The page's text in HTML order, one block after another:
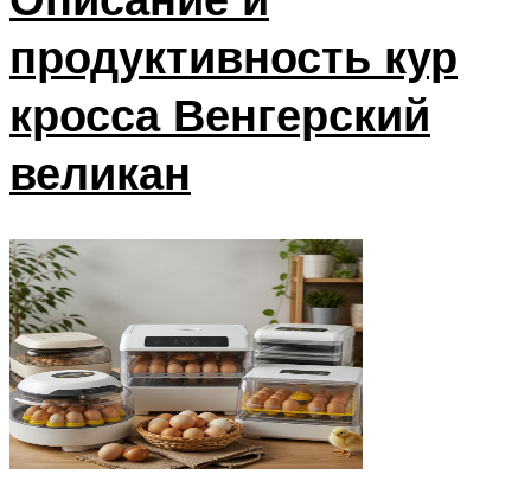
продуктивность кур
кросса Венгерский
великан